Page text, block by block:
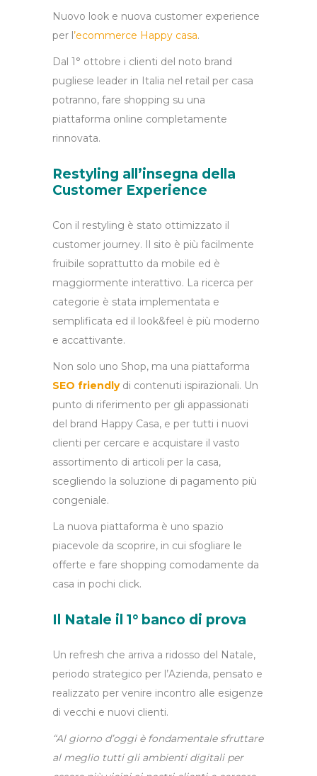
Nuovo look e nuova customer experience
per l ’ecommerce Happy casa.
Dal 1° ottobre i clienti del noto brand
pugliese leader in Italia nel retail per casa
potranno, fare shopping su una
piattaforma online completamente
rinnovata.
Restyling all’insegna della
Customer Experience
Con il restyling è stato ottimizzato il
customer journey. Il sito è più facilmente
fruibile soprattutto da mobile ed è
maggiormente interattivo. La ricerca per
categorie è stata implementata e
semplificata ed il look&feel è più moderno
e accattivante.
Non solo uno Shop, ma una piattaforma
SEO friendlydi contenuti ispirazionali. Un
punto di riferimento per gli appassionati
del brand Happy Casa, e per tutti i nuovi
clienti per cercare e acquistare il vasto
assortimento di articoli per la casa,
scegliendo la soluzione di pagamento più
congeniale.
La nuova piattaforma è uno spazio
piacevole da scoprire, in cui sfogliare le
offerte e fare shopping comodamente da
casa in pochi click.
Il Natale il 1° banco di prova
Un refresh che arriva a ridosso del Natale,
periodo strategico per l’Azienda, pensato e
realizzato per venire incontro alle esigenze
di vecchi e nuovi clienti.
“Al giorno d’oggi è fondamentale sfruttare
al meglio tutti gli ambienti digitali per